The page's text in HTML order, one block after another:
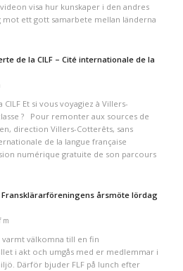
visa hur kunskaper i den andres
mot ett gott samarbete mellan länderna
de la CILF – Cité internationale de la
Et si vous voyagiez à Villers-
? Pour remonter aux sources de
direction Villers-Cotterêts, sans
de la langue française
numérique gratuite de son parcours
årsmöte lördag
m
välkomna till en fin
i akt och umgås med er medlemmar i
Därför bjuder FLF på lunch efter